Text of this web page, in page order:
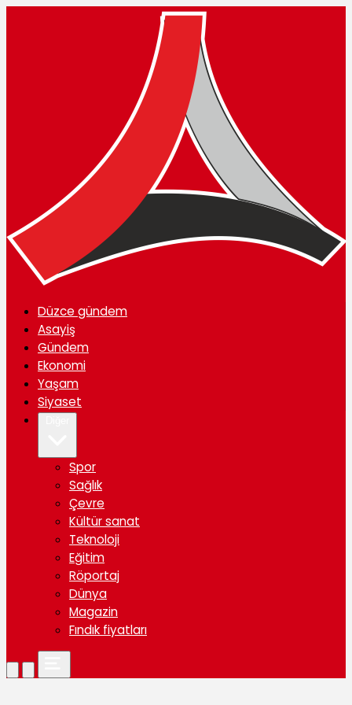
Düzce gündem
Asayiş
Gündem
Ekonomi
Yaşam
Siyaset
Spor
Sağlık
Çevre
Kültür sanat
Teknoloji
Eğitim
Röportaj
Dünya
Magazin
Fındık fiyatları